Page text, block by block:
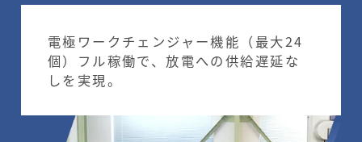
電極ワークチェンジャー機能（最大24
個）フル稼働で、放電への供給遅延な
しを実現。